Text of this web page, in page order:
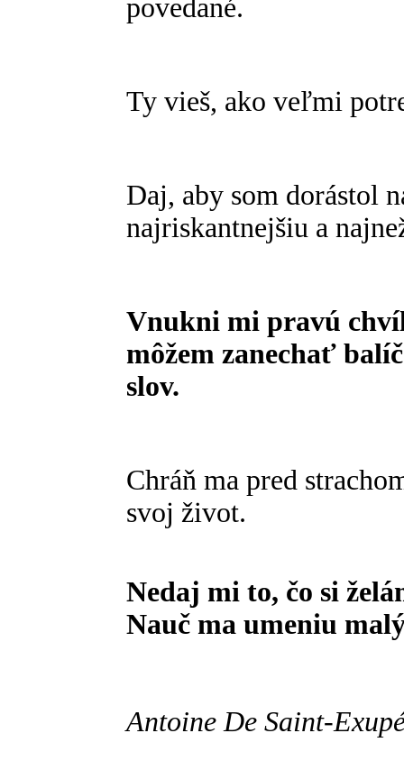
povedané.
Ty vieš, ako veľmi
Daj, aby som dorástol
najriskantnejšiu a
Vnukni mi pravú
môžem zanechať
slov.
Chráň ma pred
svoj život.
Nedaj mi to, čo si
Nauč ma umeniu
Antoine De Saint-